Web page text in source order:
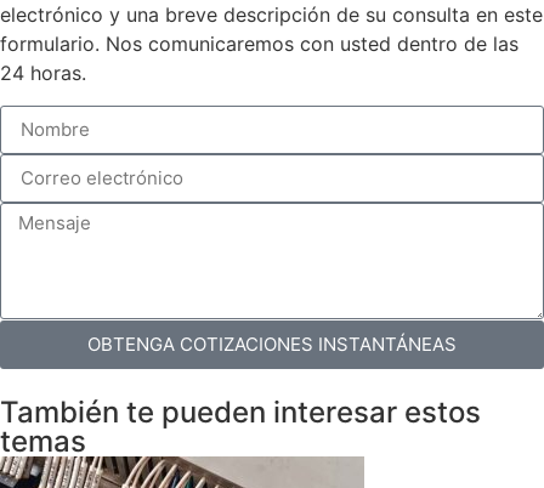
electrónico y una breve descripción de su consulta en este
formulario. Nos comunicaremos con usted dentro de las
24 horas.
OBTENGA COTIZACIONES INSTANTÁNEAS
También te pueden interesar estos
temas